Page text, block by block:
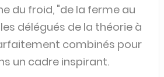
du froid, "de la ferme au
délégués de la théorie à
combinés pour
un cadre inspirant.